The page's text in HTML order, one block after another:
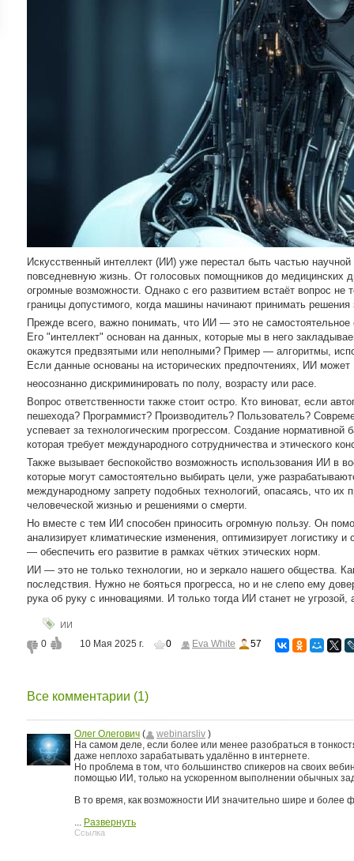
Искусственный интеллект (ИИ) уже перестал быть частью
повседневную жизнь. От голосовых помощников до медицинских
огромные возможности. Однако с его развитием встаёт вопрос не
границы допустимого, когда машины начинают принимать решения
Прежде всего, важно понимать, что ИИ — это не
Его "интеллект" основан на данных, которые мы в него
окажутся предвзятыми или неполными? Пример — алгоритмы,
Если данные основаны на исторических предпочтениях, ИИ может
неосознанно дискриминировать по полу, возрасту или расе.
Вопрос ответственности также стоит остро. Кто виноват, если
пешехода? Программист? Производитель? Пользователь?
успевает за технологическим прогрессом. Создание
которая требует международного сотрудничества и этического
Также вызывает беспокойство возможность использования ИИ в
которые могут самостоятельно выбирать цели, уже
международному запрету подобных технологий, опасаясь, что их
человеческой жизнью и решениями о смерти.
Но вместе с тем ИИ способен приносить огромную пользу. Он
анализирует климатические изменения, оптимизирует логистику
— обеспечить его развитие в рамках чётких этических норм.
ИИ — это не только технологии, но и зеркало нашего общества.
последствия. Нужно не бояться прогресса, но и не слепо ему
рука об руку с инновациями. И только тогда ИИ станет не
ИИ
0 10 Мая 2025 г. 0 Eva White 57
Все комментарии (1)
Олег Олегович ( webinarsliv )
На самом деле, если более или менее разобраться в
даже неплохо зарабатывать удалённо в интернете.
Но проблема в том, что большинство спикеров на своих
помощью ИИ, только на ускоренном выполнении обычных
В то время, как возможности ИИ значительно шире и более
... Развернуть
Ссылка